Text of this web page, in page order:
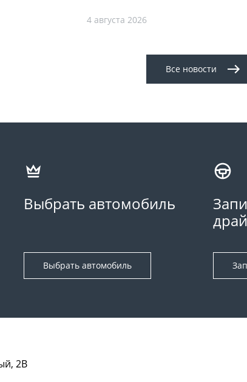
4 августа 2026
Все новости
Выбрать автомобиль
Выбрать автомобиль
2В